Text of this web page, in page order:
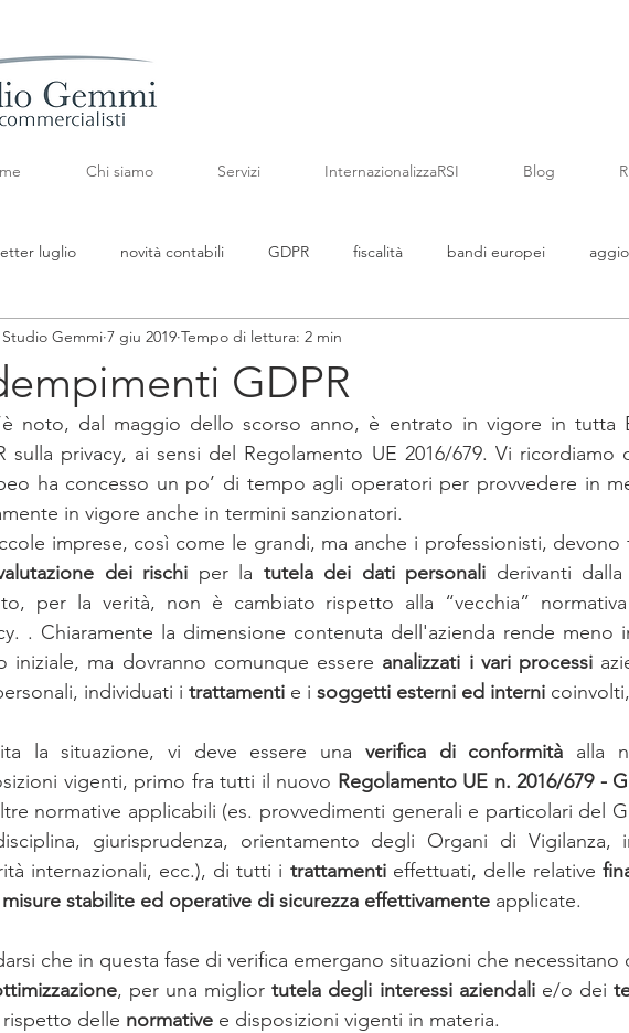
Chi siamo Servizi InternazionalizzaRSI Blog
luglio novità contabili GDPR fiscalità bandi europei
aggiornamenti legislativi Fattura Elettronica
fk PMI newsletter aprile codice crisi di impresa contributi
DEI REDDITI neswletter di maggio newsletter giugno
bandi Emilia Romagna Covid newsletter agosto newsletter
GDPR
Studio Gemmi 7 giu 2019 Tempo di lettura: 2 min
noto, dal maggio dello scorso anno, è entrato in vigore in tutta
sulla privacy, ai sensi del Regolamento UE 2016/679. Vi ricordiamo
ha concesso un po’ di tempo agli operatori per provvedere in
in vigore anche in termini sanzionatori.
imprese, così come le grandi, ma anche i professionisti, devono
dei rischi per la tutela dei dati personali derivanti
per la verità, non è cambiato rispetto alla “vecchia”
. Chiaramente la dimensione contenuta dell'azienda rende meno
iniziale, ma dovranno comunque essere analizzati i vari processi
individuati i trattamenti e i soggetti esterni ed interni
la situazione, vi deve essere una verifica di conformità alla
vigenti, primo fra tutti il nuovo Regolamento UE n. 2016/679 -
normative applicabili (es. provvedimenti generali e particolari del
giurisprudenza, orientamento degli Organi di Vigilanza,
internazionali, ecc.), di tutti i trattamenti effettuati, delle relative
misure stabilite ed operative di sicurezza effettivamente applicate.
che in questa fase di verifica emergano situazioni che necessitano
, per una miglior tutela degli interessi aziendali e/o dei
delle normative e disposizioni vigenti in materia.